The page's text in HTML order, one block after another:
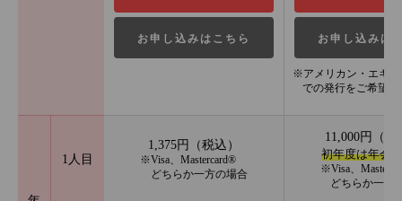
お申し込みはこちら お申し込みは
※アメリカン・エキ
での発行をご希望の
年会費
1人目
1,375円（税込）
※Visa、Mastercard®
どちらか一方の場合
11,000円（税
初年度は年会
※Visa、
どちらか一方